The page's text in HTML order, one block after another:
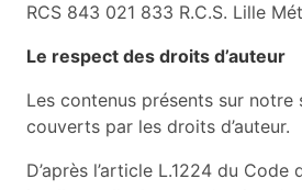
RCS 843 021 833 R.C.S. Lille
Le respect des droits d’auteur
Les contenus présents sur
couverts par les droits d’auteur.
D’après l’article L.1224 du